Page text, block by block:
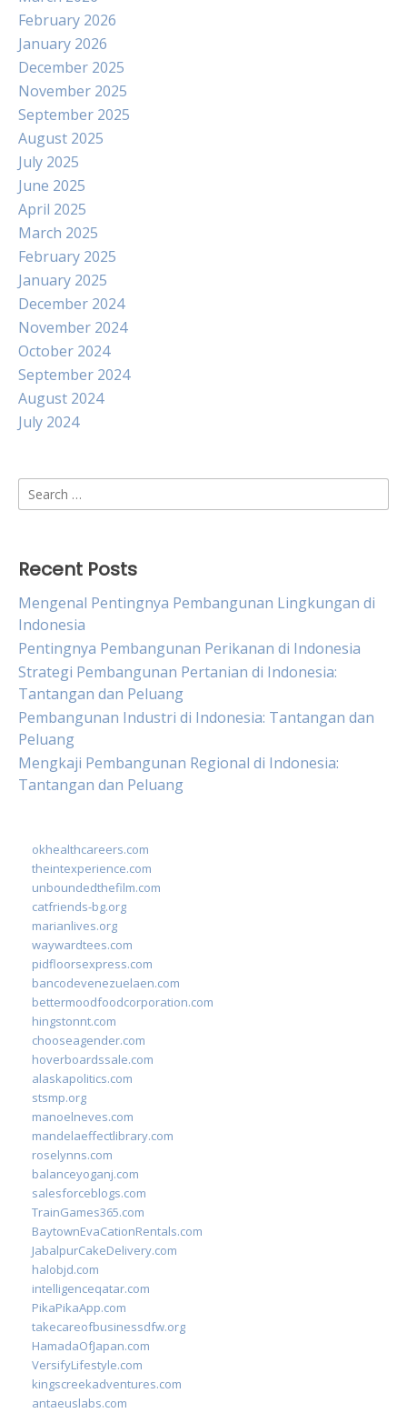
February 2026
January 2026
December 2025
November 2025
September 2025
August 2025
July 2025
June 2025
April 2025
March 2025
February 2025
January 2025
December 2024
November 2024
October 2024
September 2024
August 2024
July 2024
Search
for:
Recent Posts
Mengenal Pentingnya Pembangunan Lingkungan di
Indonesia
Pentingnya Pembangunan Perikanan di Indonesia
Strategi Pembangunan Pertanian di Indonesia:
Tantangan dan Peluang
Pembangunan Industri di Indonesia: Tantangan dan
Peluang
Mengkaji Pembangunan Regional di Indonesia:
Tantangan dan Peluang
okhealthcareers.com
theintexperience.com
unboundedthefilm.com
catfriends-bg.org
marianlives.org
waywardtees.com
pidfloorsexpress.com
bancodevenezuelaen.com
bettermoodfoodcorporation.com
hingstonnt.com
chooseagender.com
hoverboardssale.com
alaskapolitics.com
stsmp.org
manoelneves.com
mandelaeffectlibrary.com
roselynns.com
balanceyoganj.com
salesforceblogs.com
TrainGames365.com
BaytownEvaCationRentals.com
JabalpurCakeDelivery.com
halobjd.com
intelligenceqatar.com
PikaPikaApp.com
takecareofbusinessdfw.org
HamadaOfJapan.com
VersifyLifestyle.com
kingscreekadventures.com
antaeuslabs.com